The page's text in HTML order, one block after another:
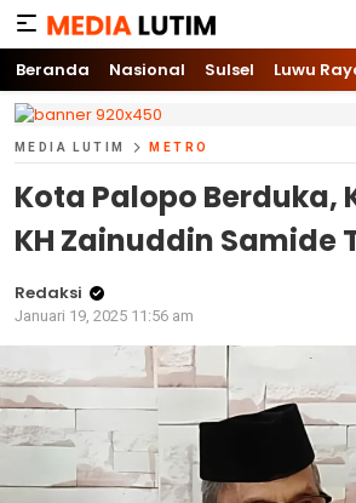
Media Lutim
Info untuk Lutim
Beranda Nasional Sulsel Luwu
MEDIA LUTIM METRO
Kota Palopo Berduka,
KH Zainuddin Samide
Redaksi
Januari 19, 2025 11:56 am